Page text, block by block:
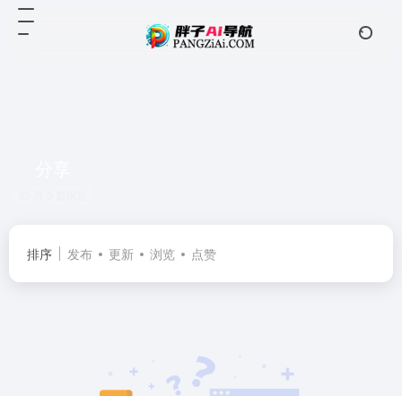
排序 发布 更新 浏览 点赞